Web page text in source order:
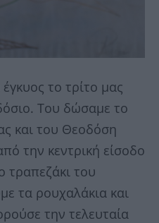
το τρίτο μας
Του δώσαμε το
και του Θεοδόση
την κεντρική είσοδο
τραπεζάκι του
τα ρουχαλάκια και
την τελευταία